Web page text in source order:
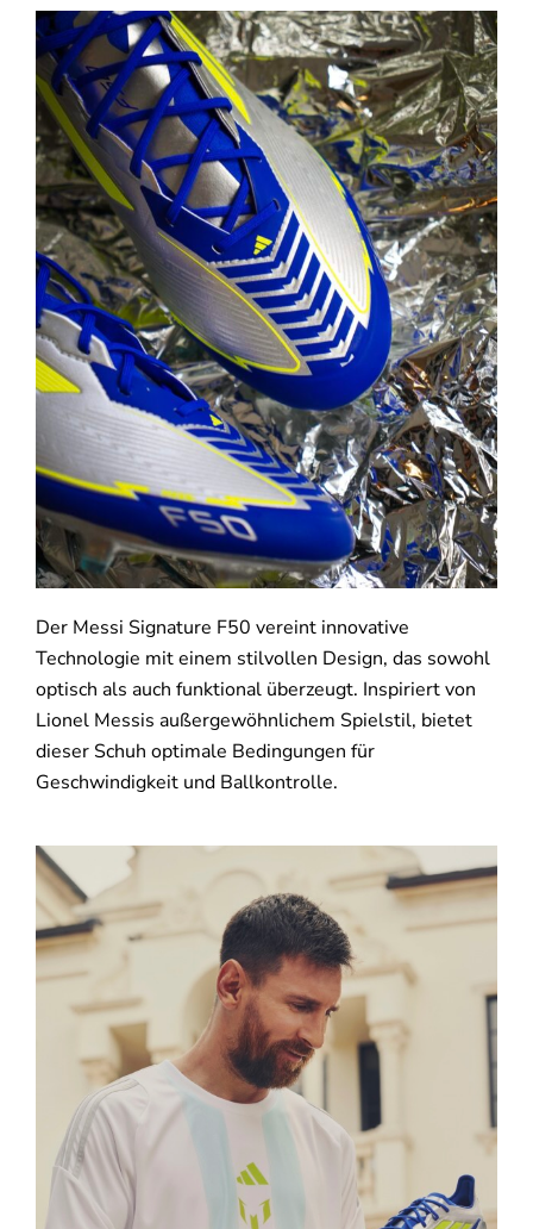
Der Messi Signature F50 vereint innovative
Technologie mit einem stilvollen Design, das sowohl
optisch als auch funktional überzeugt. Inspiriert von
Lionel Messis außergewöhnlichem Spielstil, bietet
dieser Schuh optimale Bedingungen für
Geschwindigkeit und Ballkontrolle.